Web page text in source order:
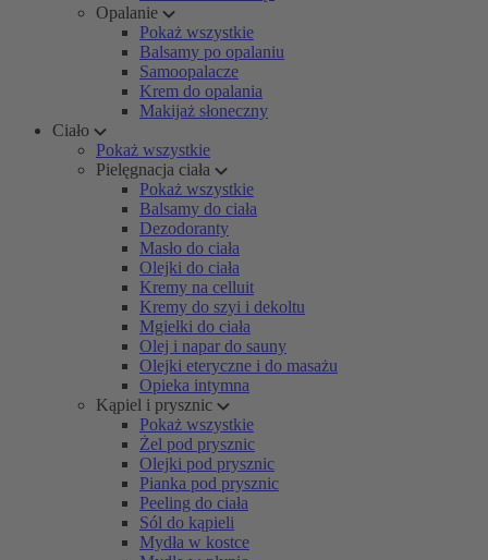
Opalanie
Pokaż wszystkie
Balsamy po opalaniu
Samoopalacze
Krem do opalania
Makijaż słoneczny
Ciało
Pokaż wszystkie
Pielęgnacja ciała
Pokaż wszystkie
Balsamy do ciała
Dezodoranty
Masło do ciała
Olejki do ciała
Kremy na celluit
Kremy do szyi i dekoltu
Mgiełki do ciała
Olej i napar do sauny
Olejki eteryczne i do masażu
Opieka intymna
Kąpiel i prysznic
Pokaż wszystkie
Żel pod prysznic
Olejki pod prysznic
Pianka pod prysznic
Peeling do ciała
Sól do kąpieli
Mydła w kostce